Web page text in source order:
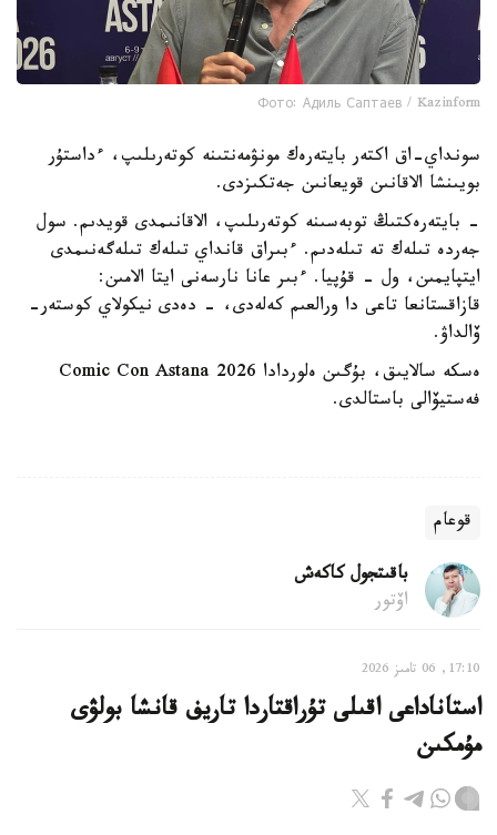
Фото: Адиль Саптаев / Kazinform
سونداي-اق اكتەر بايتەرەك مونۋمەنتىنە كوتەرىلىپ، ءداستۇر
بويىنشا الاقانىن قويعانىن جەتكىزدى.
- بايتەرەكتىڭ توبەسىنە كوتەرىلىپ، الاقانىمدى قويدىم. سول
جەردە تىلەك تە تىلەدىم. ءبىراق قانداي تىلەك تىلەگەنىمدى
ايتپايمىن، ول - قۇپيا. ءبىر عانا نارسەنى ايتا الامىن:
قازاقستانعا تاعى دا ورالعىم كەلەدى، - دەدى نيكولاي كوستەر-
ۆالداۋ.
ەسكە سالايىق، بۇگىن ەلوردادا Comic Con Astana 2026
فەستيۆالى باستالدى.
قوعام
باقىتجول كاكەش
اۆتور
17:10, 06 تامىز 2026
استاناداعى اقىلى تۇراقتاردا تاريف قانشا بولۋى
مۇمكىن